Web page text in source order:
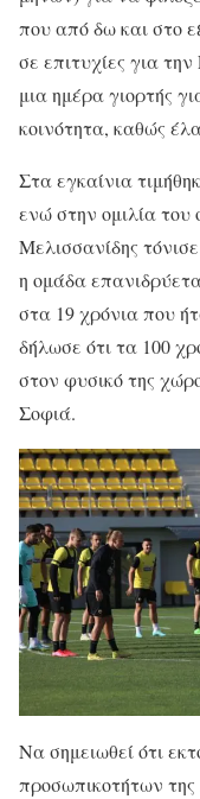
που από δω και στο
σε επιτυχίες για
μια ημέρα γιορτής
κοινότητα, καθώς
Στα εγκαίνια
ενώ στην ομιλία
Μελισσανίδης
η ομάδα
στα 19 χρόνια που
δήλωσε ότι τα 100
στον φυσικό της
Σοφιά.
Να σημειωθεί ότι
προσωπικοτήτων